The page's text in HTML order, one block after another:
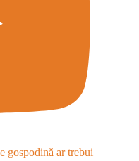
gospodină ar trebui